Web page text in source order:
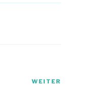
WEITER